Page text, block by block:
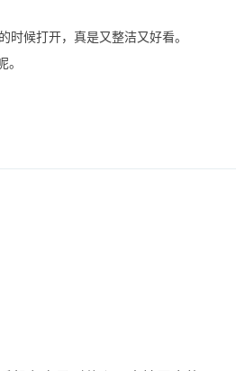
时候打开，真是又整洁又好看。
。